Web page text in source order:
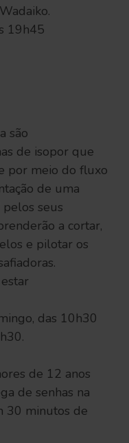
19h45
são
de isopor que
por meio do fluxo
de uma
pelos seus
a cortar,
e pilotar os
das 10h30
de 12 anos
de senhas na
30 minutos de